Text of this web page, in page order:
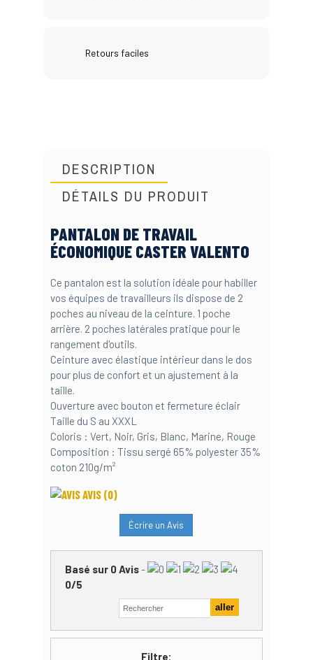
Retours faciles
DESCRIPTION
DÉTAILS DU PRODUIT
PANTALON DE TRAVAIL
ÉCONOMIQUE CASTER VALENTO
Ce pantalon est la solution idéale pour habiller
vos équipes de travailleurs ils dispose de 2
poches au niveau de la ceinture. 1 poche
arrière. 2 poches latérales pratique pour le
rangement d'outils.
Ceinture avec élastique intérieur dans le dos
pour plus de confort et un ajustement à la
taille.
Ouverture avec bouton et fermeture éclair
Taille du S au XXXL
Coloris : Vert, Noir, Gris, Blanc, Marine, Rouge
Composition : Tissu sergé 65% polyester 35%
coton 210g/m²
AVIS (0)
Écrire un Avis
Basé sur 0Avis-
0/5
Filtre: